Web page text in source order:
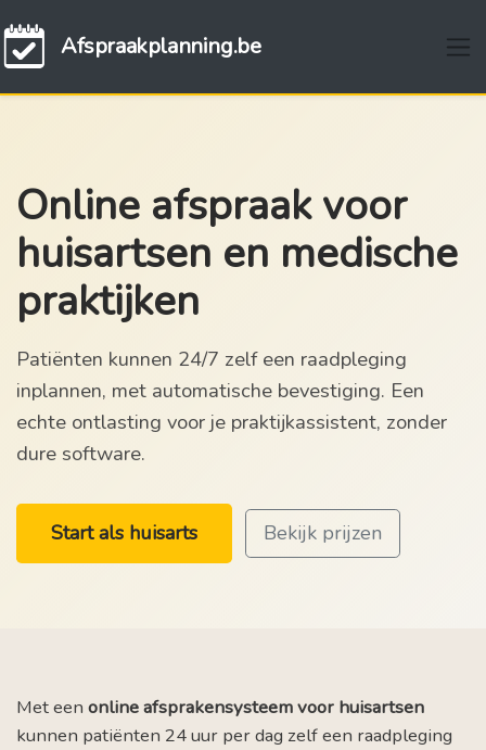
Afspraakplanning.be
Online afspraak voor
huisartsen en medische
praktijken
Patiënten kunnen 24/7 zelf een raadpleging
inplannen, met automatische bevestiging. Een
echte ontlasting voor je praktijkassistent, zonder
dure software.
Start als huisarts Bekijk prijzen
Met een online afsprakensysteem voor huisartsen
kunnen patiënten 24 uur per dag zelf een raadpleging